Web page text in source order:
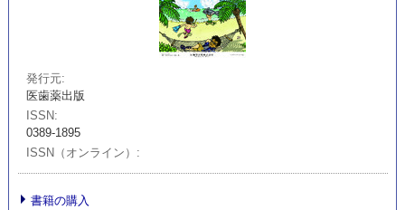
発行元
医歯薬出版
ISSN
0389-1895
ISSN（オンライン）
書籍の購入